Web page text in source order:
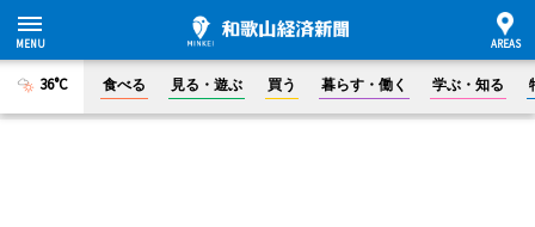
36°C 食べる 見る・遊ぶ 買う 暮らす・働く 学ぶ・知る